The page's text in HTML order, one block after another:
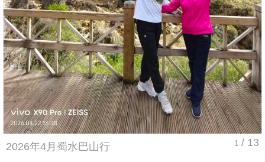
1 / 13
2026年4月蜀水巴山行